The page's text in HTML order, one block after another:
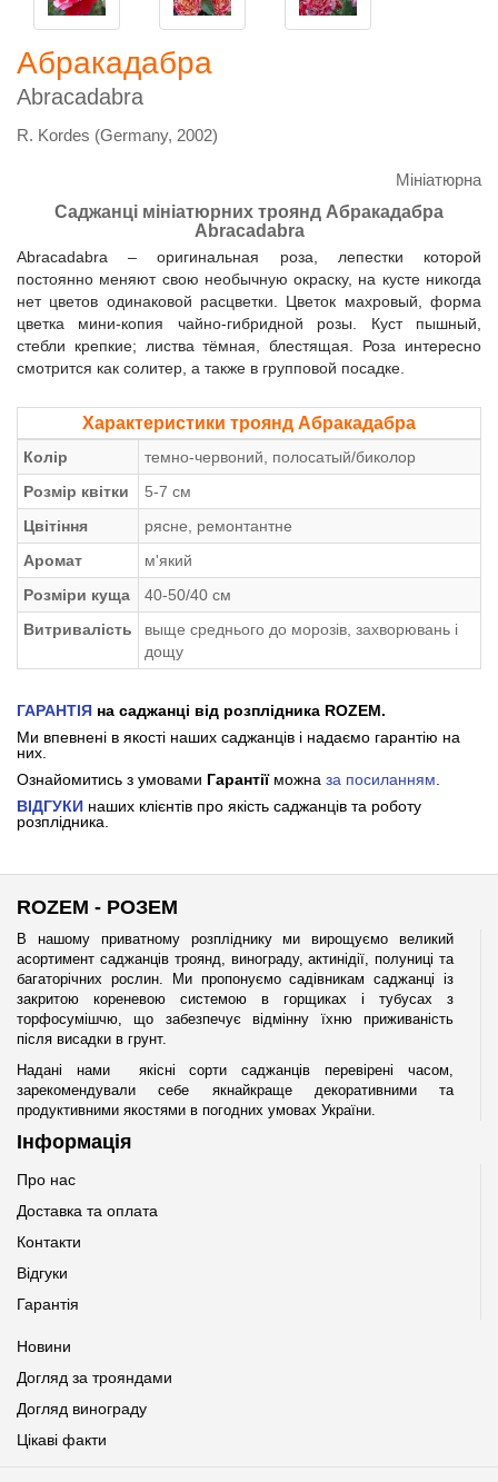
Абракадабра
Abracadabra
R. Kordes (Germany, 2002)
Мініатюрна
Саджанці мініатюрних троянд Абракадабра
Abracadabra
Abracadabra – оригинальная роза, лепестки которой
постоянно меняют свою необычную окраску, на кусте никогда
нет цветов одинаковой расцветки. Цветок махровый, форма
цветка мини-копия чайно-гибридной розы. Куст пышный,
стебли крепкие; листва тёмная, блестящая. Роза интересно
смотрится как солитер, а также в групповой посадке.
Характеристики троянд Абракадабра
Колір
темно-червоний, полосатый/биколор
Розмір квітки
5-7 см
Цвітіння
рясне, ремонтантне
Аромат
м'який
Розміри куща
40-50/40 см
Витривалість
выще среднього до морозів, захворювань і
дощу
ГАРАНТІЯ на саджанці від розплідника ROZEM.
Ми впевнені в якості наших саджанців і надаємо гарантію на
них.
Ознайомитись з умовами Гарантії можна за посиланням
ВІДГУКИ наших клієнтів про якість саджанців та роботу
розплідника.
ROZEM - РОЗЕМ
В нашому приватному розпліднику ми вирощуємо великий
асортимент саджанців троянд, винограду, актинідії, полуниці та
багаторічних рослин. Ми пропонуємо садівникам саджанці із
закритою кореневою системою в горщиках і тубусах з
торфосумішчю, що забезпечує відмінну їхню приживаність
після висадки в грунт.
Надані нами якісні сорти саджанців перевірені часом,
зарекомендували себе якнайкраще декоративними та
продуктивними якостями в погодних умовах України.
Інформація
Про нас
Доставка та оплата
Контакти
Відгуки
Гарантія
Новини
Догляд за трояндами
Догляд винограду
Цікаві факти